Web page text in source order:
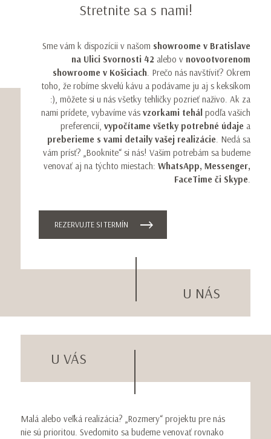
Stretnite sa s nami!
Sme vám k dispozícii v našom showroome v Bratislave
na Ulici Svornosti 42 alebo v novootvorenom
showroome v Košiciach. Prečo nás navštíviť? Okrem
toho, že robíme skvelú kávu a podávame ju aj s keksíkom
:), môžete si u nás všetky tehličky pozrieť naživo. Ak za
nami prídete, vybavíme vás vzorkami tehál podľa vašich
preferencií, vypočítame všetky potrebné údaje a
preberieme s vami detaily vašej realizácie. Nedá sa
vám prísť? „Booknite“ si nás! Vašim potrebám sa budeme
venovať aj na týchto miestach: WhatsApp, Messenger,
FaceTime či Skype.
REZERVUJTE SI TERMÍN
U NÁS
Malá alebo veľká realizácia? „Rozmery“ projektu pre nás
nie sú prioritou. Svedomito sa budeme venovať rovnako
U VÁS